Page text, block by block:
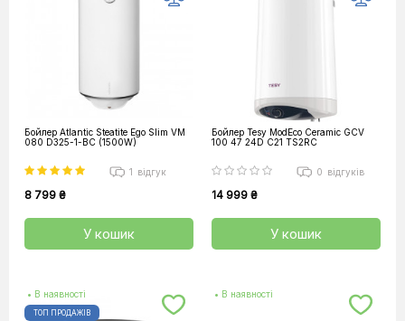
Бойлер Atlantic Steatite Ego Slim VM
080 D325-1-BC (1500W)
1 відгук
8 799 ₴
У кошик
Бойлер Tesy ModEco Ceramic GCV
100 47 24D C21 TS2RC
0 відгуків
14 999 ₴
У кошик
• В наявності
ТОП ПРОДАЖІВ
• В наявності